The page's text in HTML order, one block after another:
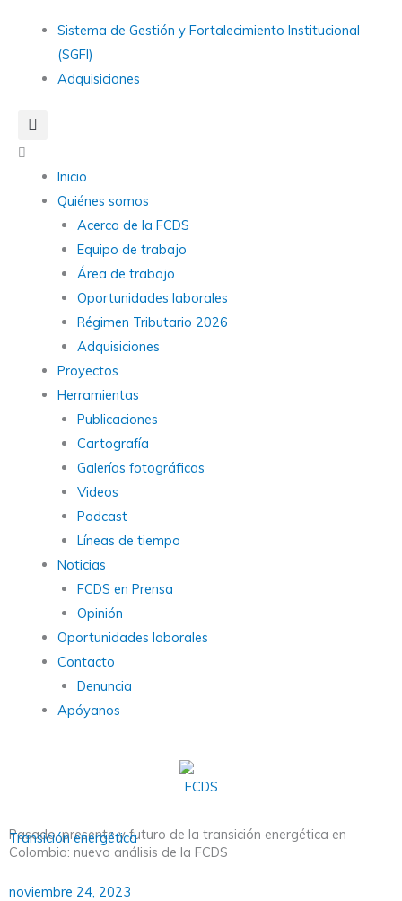
contenido
Main
Sistema de Gestión y Fortalecimiento Institucional
(SGFI)
Adquisiciones
Main
Menu
Inicio
Quiénes somos
Acerca de la FCDS
Equipo de trabajo
Área de trabajo
Oportunidades laborales
Régimen Tributario 2026
Adquisiciones
Proyectos
Herramientas
Publicaciones
Cartografía
Galerías fotográficas
Videos
Podcast
Líneas de tiempo
Noticias
FCDS en Prensa
Opinión
Oportunidades laborales
Contacto
Denuncia
Apóyanos
Pasado, presente y futuro de la transición energética en
Colombia: nuevo análisis de la FCDS
noviembre 24, 2023
Transición energética